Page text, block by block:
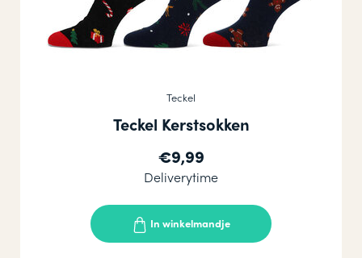
Teckel
Teckel Kerstsokken
€9,99
Deliverytime
In winkelmandje